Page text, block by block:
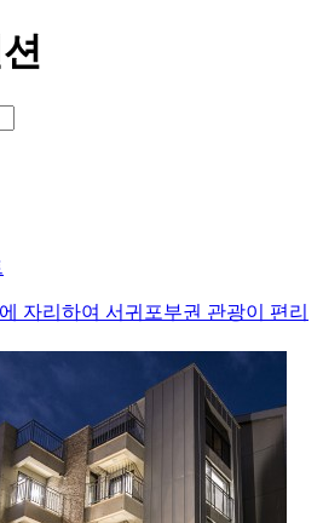
자리하여 서귀포부권 관광이 편리